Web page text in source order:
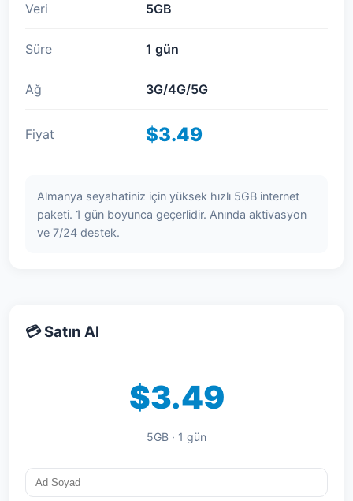
Veri 5GB
Süre 1 gün
Ağ 3G/4G/5G
Fiyat $3.49
Almanya seyahatiniz için yüksek hızlı 5GB internet
paketi. 1 gün boyunca geçerlidir. Anında aktivasyon
ve 7/24 destek.
💳 Satın Al
$3.49
5GB · 1 gün